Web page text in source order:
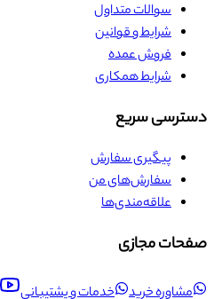
سوالات متداول
شرایط و قوانین
فروش عمده
شرایط همکاری
دسترسی سریع
پیگیری سفارش
سفارش‌های من
علاقه‌مندی‌ها
صفحات مجازی
مشاوره خرید خدمات و پشتیبانی